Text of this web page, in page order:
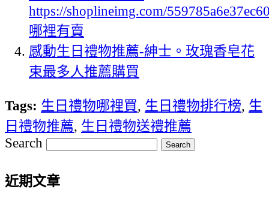
https://shoplineimg.com/
哪裡有賣
感動生日禮物推薦-紳士。玫瑰香皂花
束最多人推薦購買
Tags: 生日禮物哪裡買, 生日禮物排行榜, 生
日禮物推薦, 生日禮物送禮推薦
Search
近期文章